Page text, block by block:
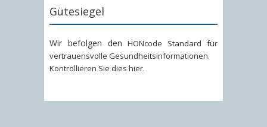
Gütesiegel
Wir befolgen denHONcode Standard für
vertrauensvolle Gesundheitsinformationen.
Kontrollieren Sie dies hier.